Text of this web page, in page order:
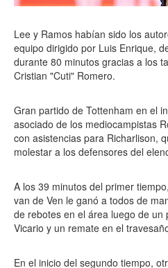
Lee y Ramos habían sido los
equipo dirigido por Luis Enrique,
durante 80 minutos gracias a los
Cristian "Cuti" Romero.
Gran partido de Tottenham en el
asociado de los mediocampistas
con asistencias para Richarlison,
molestar a los defensores del
A los 39 minutos del primer
van de Ven le ganó a todos de
de rebotes en el área luego de un
Vicario y un remate en el
En el inicio del segundo tiempo,